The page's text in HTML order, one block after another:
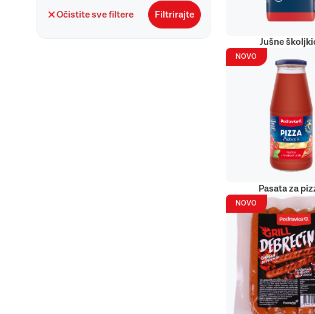
Očistite sve filtere Filtrirajte
Jušne
NOVO
Pasata za
NOVO